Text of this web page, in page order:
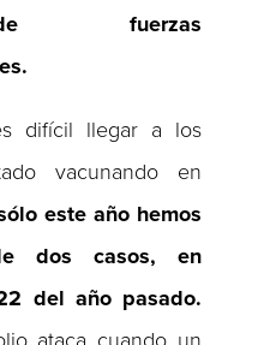
fuerzas
difícil llegar a los
vacunando en
este año hemos
dos casos, en
del año pasado.